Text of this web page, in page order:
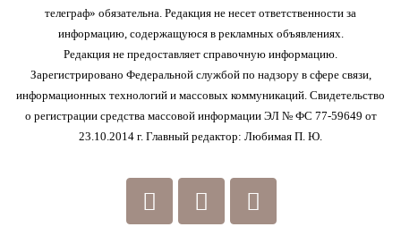
телеграф» обязательна. Редакция не несет ответственности за
информацию, содержащуюся в рекламных объявлениях.
Редакция не предоставляет справочную информацию.
Зарегистрировано Федеральной службой по надзору в сфере связи,
информационных технологий и массовых коммуникаций. Свидетельство
о регистрации средства массовой информации ЭЛ № ФС 77-59649 от
23.10.2014 г. Главный редактор: Любимая П. Ю.